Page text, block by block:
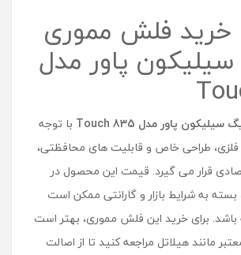
فلش مموری
سیلیکون پاور مدل
Touch 835 با توجه
طراحی خاص و قابلیت های محافظتی،
قرار می گیرد. قیمت این محصول در
بسته به شرایط بازار و گارانتی ممکن است
برای خرید این فلش مموری، بهتر است
مانند هیلاتل مراجعه کنید تا از اصالت